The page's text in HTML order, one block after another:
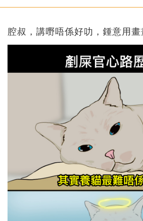
腔叔，講嘢唔係好叻，鍾意用畫